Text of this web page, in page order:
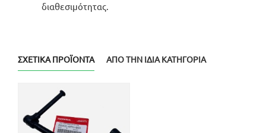
διαθεσιμότητας.
ΣΧΕΤΙΚΆ ΠΡΟΪΌΝΤΑ ΑΠΌ ΤΗΝ ΊΔΙΑ ΚΑΤΗΓΟΡΊΑ